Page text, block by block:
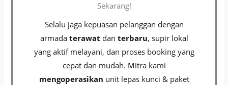
Sekarang!
Selalu jaga kepuasan pelanggan dengan
armada terawat dan terbaru, supir lokal
yang aktif melayani, dan proses booking yang
cepat dan mudah. Mitra kami
mengoperasikan unit lepas kunci & paket